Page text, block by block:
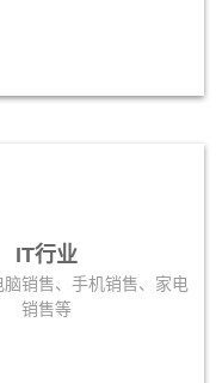
IT行业
销售、手机销售、家电
销售等